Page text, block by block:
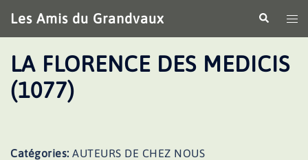
au
contenu
Les Amis du Grandvaux
le
LA FLORENCE DES MEDICIS
(1077)
Catégories: AUTEURS DE CHEZ NOUS